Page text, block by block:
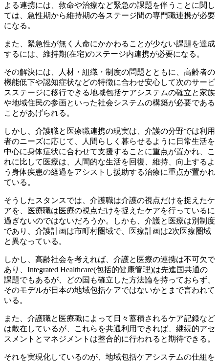
よる連携には、救命や治療など緊急の課題を伴うことに関し
ては、急性期から維持期の各ステージ間の専門職連携が必要
になる。
また、緊急性が無く人命にかかわることが少ない課題を達成
するには、維持期(在宅)のステージ内連携が必要になる。
その解決には、人材・組織・制度の問題とともに、高齢者の
機能低下や認知症状などの特徴に合わせ安心して次のサービ
スステージに移行できる地域包括ケアシステムの確立と家族
や地域住民の参画といった社会システムの構築が必要である
ことがあげられる。
しかし、介護職と医療職連携の現実は、介護の分野では利用
者のニーズに応じて、人間らしく暮らせるように日常生活を
中心に身体症状に合わせて支援することに重点が置かれ、こ
れに比して医療は、人間的な生活を回復、維持、向上するよ
う身体疾患の経過をアシストし援助する治療に重点が置かれ
ている。
そうしたスタンスでは、介護職は介護の視点だけを捉えたケ
アを、医療職は医療の視点だけを捉えたケアを行っているに
過ぎないのではないだろうか。しかも、介護と医療は別制度
であり、介護計画は市町村圏域で、医療計画は2次医療圏域
と異なっている。
しかし、高齢社会を考えれば、介護と医療の連携は不可欠で
あり、Integrated Healthcare(包括的健康管理)は先進国共通の
課題でもあるが、どの国も確立した方法論を持っておらず、
そのモデルが日本の地域包括ケアではないかとまで言われて
いる。
また、介護職と医療職によって日々蓄積されるケア記録など
は散在しているが、これらを共通利用できれば、継続的アセ
スメントとマネジメントは整合的に行われると期待できる。
それを実現化しているのが、地域包括ケアシステムの仕組を